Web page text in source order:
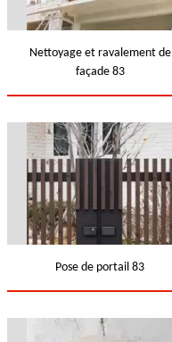
Nettoyage et ravalement de
façade 83
Pose de portail 83